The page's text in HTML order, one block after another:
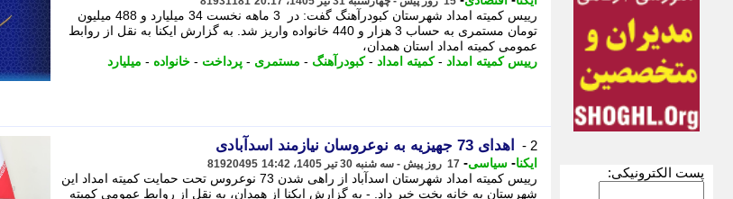
پست الکترونیکی:
رییس کمیته امداد شهرستان کبودرآهنگ گفت: در 3 ماهه نخست 34 میلیارد و 488 میلیون
تومان مستمری به حساب 3 هزار و 440 خانواده واریز شد. به گزارش ایکنا به نقل از روابط
عمومی کمیته امداد استان همدان،
رییس کمیته امداد -کمیته امداد -کبودرآهنگ - مستمری - پرداخت - خانواده - میلیارد
2 - اهدای 73 جهیزیه به نوعروسان نیازمند اسدآبادی
ایکنا- سیاسی- 17 روز پیش - سه شنبه 30 تیر 1405، 14:42 81920495
رییس کمیته امداد شهرستان اسدآباد از راهی شدن 73 نوعروس تحت حمایت کمیته امداد این
شهرستان به خانه بخت خبر داد. - به گزارش ایکنا از همدان، به نقل از روابط عمومی کمیته